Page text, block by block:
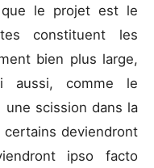
le projet est le
constituent les
bien plus large,
aussi, comme le
une scission dans la
deviendront
ipso facto